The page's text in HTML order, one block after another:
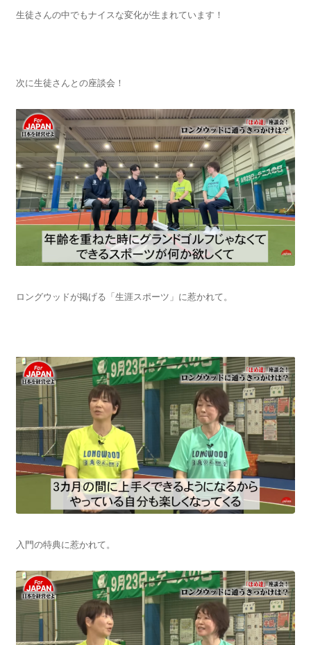
生徒さんの中でもナイスな変化が生まれています！
次に生徒さんとの座談会！
ロングウッドが掲げる「生涯スポーツ」に惹かれて。
入門の特典に惹かれて。